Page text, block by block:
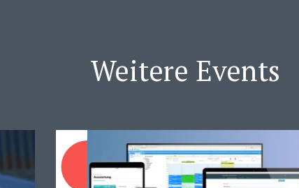
Weitere Events